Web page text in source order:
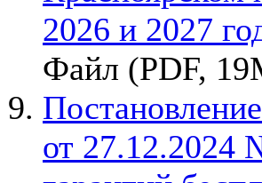
2026 и 2027
Файл (PDF,
от 27.12.2024